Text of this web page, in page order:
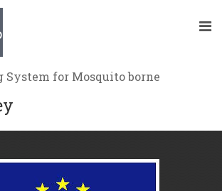
for Mosquito borne